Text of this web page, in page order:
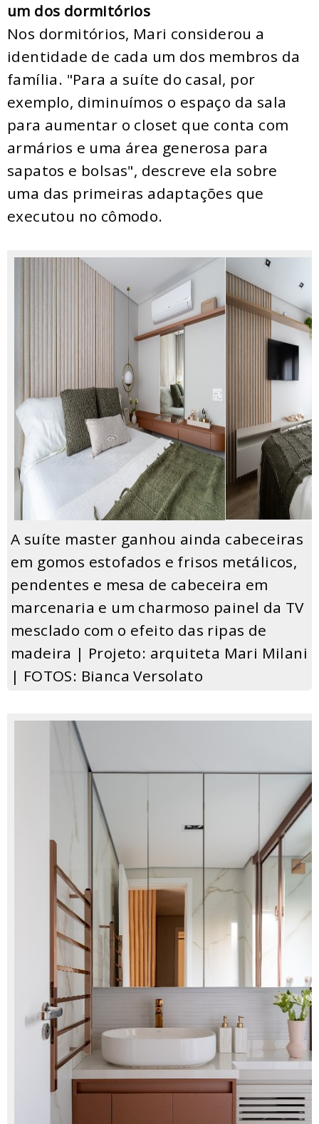
um dos dormitórios
Nos dormitórios, Mari considerou a
identidade de cada um dos membros da
família. "Para a suíte do casal, por
exemplo, diminuímos o espaço da sala
para aumentar o closet que conta com
armários e uma área generosa para
sapatos e bolsas", descreve ela sobre
uma das primeiras adaptações que
executou no cômodo.
A suíte master ganhou ainda cabeceiras
em gomos estofados e frisos metálicos,
pendentes e mesa de cabeceira em
marcenaria e um charmoso painel da TV
mesclado com o efeito das ripas de
madeira | Projeto: arquiteta Mari Milani
| FOTOS: Bianca Versolato